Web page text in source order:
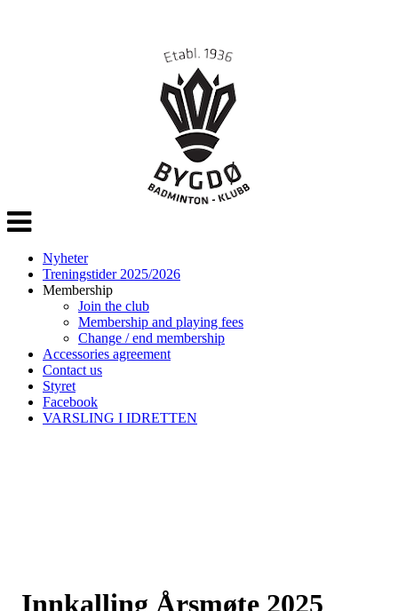
Veksle
navigasjon
Nyheter
Treningstider 2025/2026
Membership
Join the club
Membership and playing fees
Change / end membership
Accessories agreement
Contact us
Styret
Facebook
VARSLING I IDRETTEN
Innkalling Årsmøte 2025